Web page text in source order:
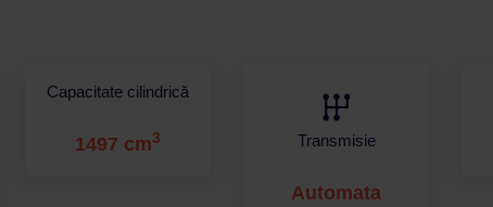
Capacitate cilindrică
1497 cm3 Transmisie
Automata